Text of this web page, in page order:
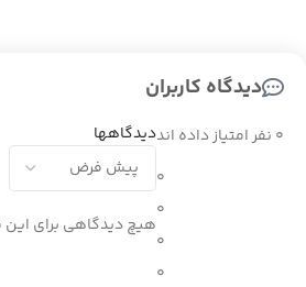
دیدگاه کاربران
0 نفر امتیاز داده اند
0
0
0
0
دیدگاهها
هیچ دیدگاهی برای